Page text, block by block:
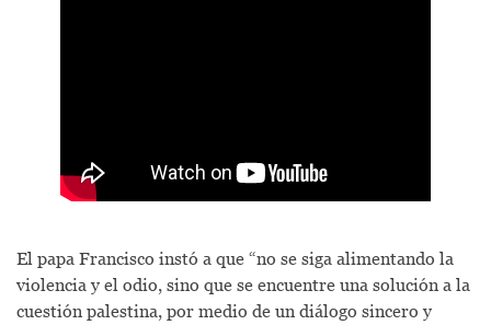
El papa Francisco instó a que “no se siga alimentando la
violencia y el odio, sino que se encuentre una solución a la
cuestión palestina, por medio de un diálogo sincero y